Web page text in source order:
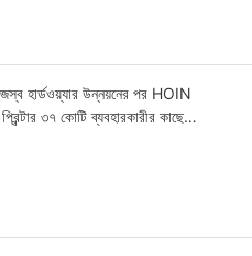
হার্ডওয়্যার উন্নয়নের পর HOIN
প্রিন্টার ৩৭ কোটি ব্যবহারকারীর কাছে